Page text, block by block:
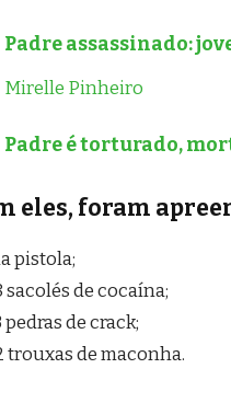
Padre assassinado:
Mirelle Pinheiro
Padre é torturado,
eles, foram
pistola;
sacolés de cocaína;
pedras de crack;
trouxas de maconha.